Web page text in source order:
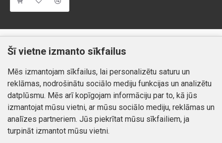
Klientiem
Kontakti
Preču atgriešana
Mans profils
Mans profils
Pasūtījumi
Piegāde un apmaksa
Atteikuma tiesības
Privātuma politika
Kontakti
Šī vietne izmanto sīkfailus
Mēs izmantojam sīkfailus, lai personalizētu saturu un
reklāmas, nodrošinātu sociālo mediju funkcijas un analizētu
datplūsmu. Mēs arī kopīgojam informāciju par to, kā jūs
izmantojat mūsu vietni, ar mūsu sociālo mediju, reklāmas un
analīzes partneriem. Jūs piekrītat mūsu sīkfailiem, ja
turpināt izmantot mūsu vietni.